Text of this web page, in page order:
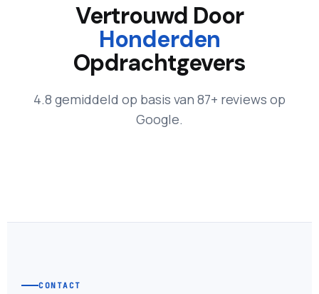
Vertrouwd Door
Honderden
Opdrachtgevers
4.8 gemiddeld op basis van 87+ reviews op
Google.
CONTACT